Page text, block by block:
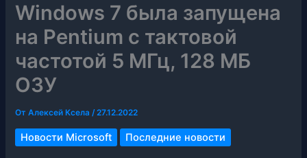
Windows 7 была запущена
на Pentium с тактовой
частотой 5 МГц, 128 МБ
ОЗУ
ОтАлексей Ксела/27.12.2022
Новости Microsoft Последние новости